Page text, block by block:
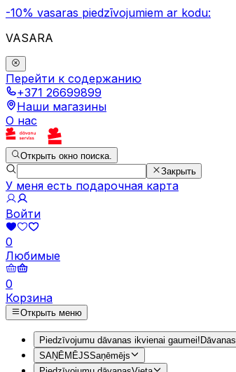
-10% vasaras piedzīvojumiem ar kodu:
VASARA
Перейти к содержанию
+371 26699899
Наши магазины
О нас
Открыть окно поиска.
Закрыть
У меня есть подарочная карта
Войти
0
Любимые
0
Корзина
Открыть меню
Piedzīvojumu dāvanas ikvienai gaumei!Dāvanas
SAŅĒMĒJSSaņēmējs